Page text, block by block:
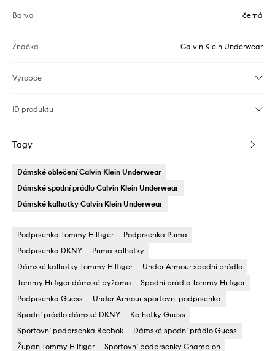
Barva černá
Značka Calvin Klein Underwear
Výrobce
ID produktu
Tagy
Dámské oblečení Calvin Klein Underwear
Dámské spodní prádlo Calvin Klein Underwear
Dámské kalhotky Calvin Klein Underwear
Podprsenka Tommy Hilfiger
Podprsenka Puma
Podprsenka DKNY
Puma kalhotky
Dámské kalhotky Tommy Hilfiger
Under Armour spodní prádlo
Tommy Hilfiger dámské pyžamo
Spodní prádlo Tommy Hilfiger
Podprsenka Guess
Under Armour sportovni podprsenka
Spodní prádlo dámské DKNY
Kalhotky Guess
Sportovní podprsenka Reebok
Dámské spodní prádlo Guess
Župan Tommy Hilfiger
Sportovní podprsenky Champion